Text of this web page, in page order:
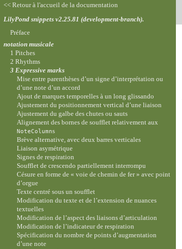
<< Retour à l'accueil de la documentation
LilyPond snippets v2.25.81 (development-branch).
Préface
notation musicale
1 Pitches
2 Rhythms
3 Expressive marks
Mise entre parenthèses d’un signe d’interprétation ou
d’une note d’un accord
Ajout de marques temporelles à un long glissando
Ajustement du positionnement vertical d’une liaison
Ajustement du galbe des chutes ou sauts
Alignement des bornes de soufflet relativement aux
NoteColumns
Brève alternative, avec deux barres verticales
Liaison asymétrique
Signes de respiration
Soufflet de crescendo partiellement interrompu
Césure en forme de « voie de chemin de fer » avec point
d’orgue
Texte centré sous un soufflet
Modification du texte et de l’extension de nuances
textuelles
Modification de l’aspect des liaisons d’articulation
Modification de l’indicateur de respiration
Spécification du nombre de points d’augmentation
d’une note